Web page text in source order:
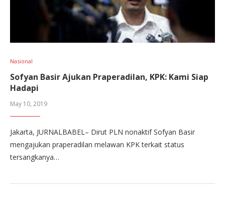
Nasional
Sofyan Basir Ajukan Praperadilan, KPK: Kami Siap
Hadapi
May 10, 2019
Jakarta, JURNALBABEL– Dirut PLN nonaktif Sofyan Basir
mengajukan praperadilan melawan KPK terkait status
tersangkanya…